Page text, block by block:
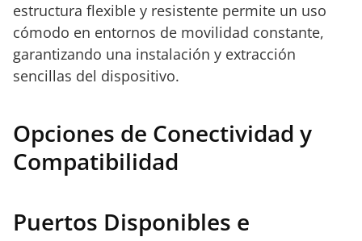
estructura flexible y resistente permite un uso
cómodo en entornos de movilidad constante,
garantizando una instalación y extracción
sencillas del dispositivo.
Opciones de Conectividad y
Compatibilidad
Puertos Disponibles e